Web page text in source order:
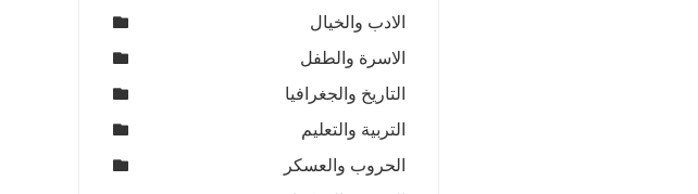
الادب والخيال
الاسرة والطفل
التاريخ والجغرافيا
التربية والتعليم
الحروب والعسكر